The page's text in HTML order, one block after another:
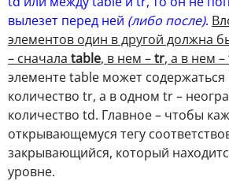
вылезет перед ней (либо после).
элементов один в другой должна
– сначала table, в нем –tr, а в нем –
элементе table может
количество tr, а в одном tr –
количество td. Главное – чтобы
открывающемуся тегу
закрывающийся, который
уровне.